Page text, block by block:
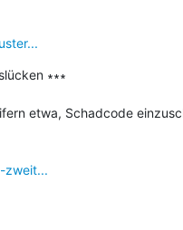
∗∗∗
etwa, Schadcode
zweit...